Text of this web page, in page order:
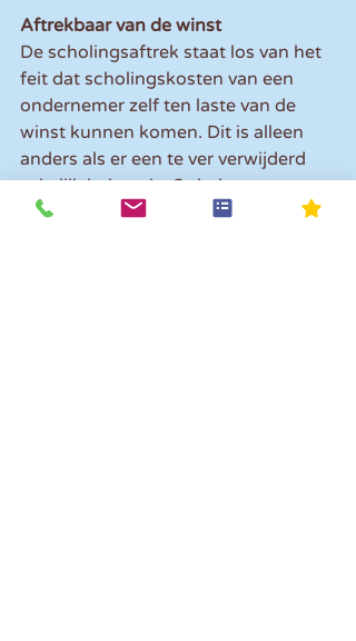
Aftrekbaar van de winst
De scholingsaftrek staat los van het
feit dat scholingskosten van een
ondernemer zelf ten laste van de
winst kunnen komen. Dit is alleen
anders als er een te ver verwijderd
zakelijk belang is. Ook de
scholingskosten ten aanzien van zijn